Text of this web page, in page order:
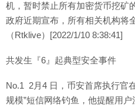
机，暂时禁止所有加密货币挖矿
政府近期宣布，所有相关机构将
（Rtklive）[2022/1/10 8:38:41]
共发生『6』起典型安全事件
No.1 2月4 日，币安首席执行官
规模”短信网络钓鱼，他提醒用